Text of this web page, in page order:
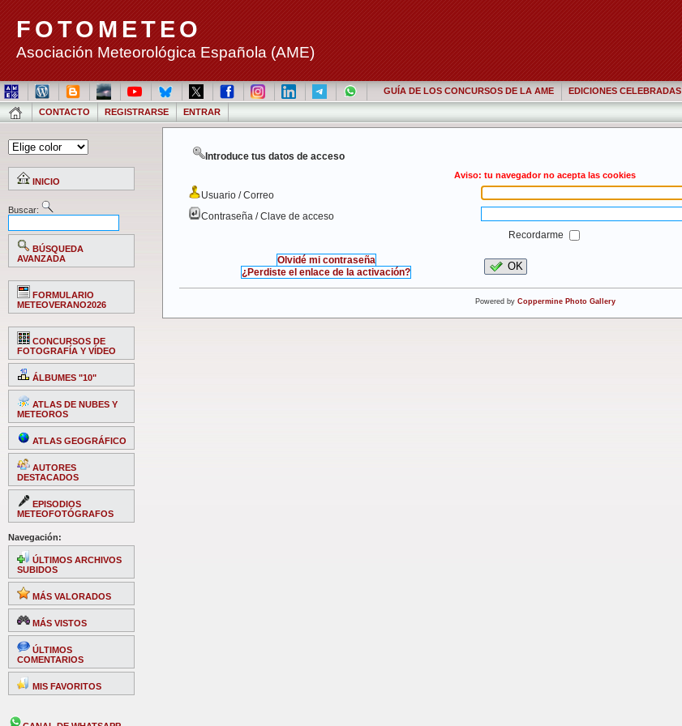
FOTOMETEO
Asociación Meteorológica Española (AME)
GUÍA DE LOS CONCURSOS DE LA AME EDICIONES CELEBRADAS
CONTACTO REGISTRARSE ENTRAR
INICIO
Buscar:
BÚSQUEDA
AVANZADA
FORMULARIO
METEOVERANO2026
CONCURSOS DE
FOTOGRAFÍA Y VÍDEO
ÁLBUMES "10"
ATLAS DE NUBES Y
METEOROS
ATLAS GEOGRÁFICO
AUTORES
DESTACADOS
EPISODIOS
METEOFOTÓGRAFOS
Navegación:
ÚLTIMOS ARCHIVOS
SUBIDOS
MÁS VALORADOS
MÁS VISTOS
ÚLTIMOS
COMENTARIOS
MIS FAVORITOS
Introduce tus datos de acceso
Aviso: tu navegador no acepta las cookies
Usuario / Correo
Contraseña / Clave de acceso
Recordarme
Olvidé mi contraseña
¿Perdiste el enlace de la activación?
OK
Powered by Coppermine Photo Gallery